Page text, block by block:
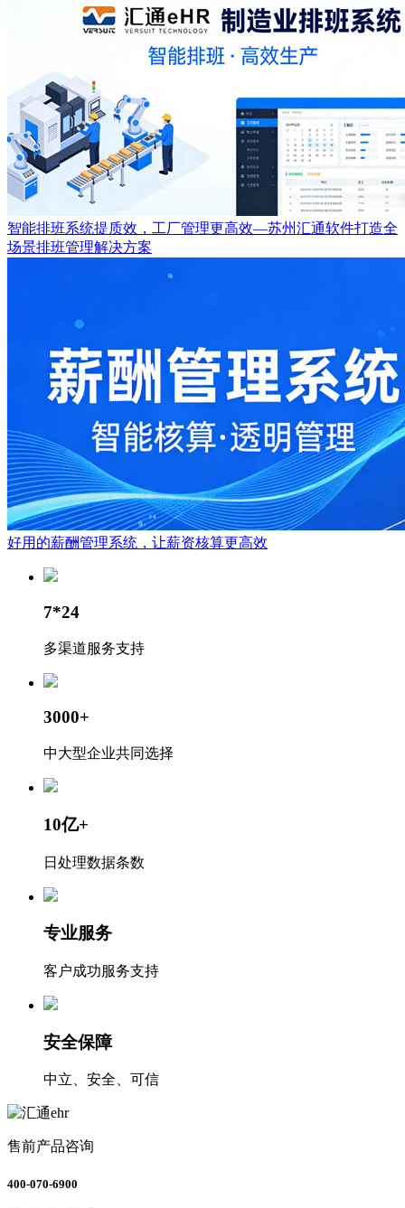
智能排班系统提质效，工厂管理更高效—苏州汇通软件打造全
场景排班管理解决方案
好用的薪酬管理系统，让薪资核算更高效
7*24
多渠道服务支持
3000+
中大型企业共同选择
10亿+
日处理数据条数
专业服务
客户成功服务支持
安全保障
中立、安全、可信
售前产品咨询
400-070-6900